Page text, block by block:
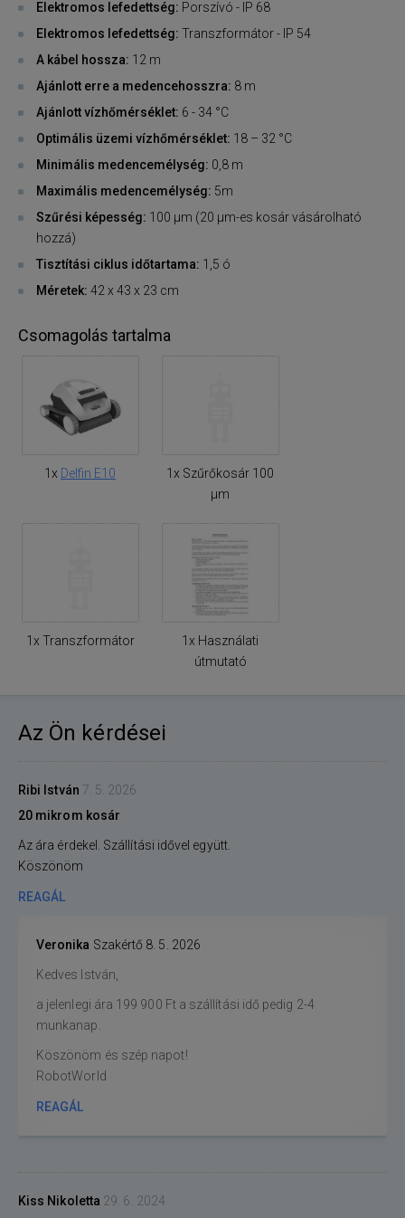
Elektromos lefedettség: Porszívó - IP 68
Elektromos lefedettség: Transzformátor - IP 54
A kábel hossza: 12 m
Ajánlott erre a medencehosszra: 8 m
Ajánlott vízhőmérséklet: 6 - 34 °C
Optimális üzemi vízhőmérséklet: 18 – 32 °C
Minimális medencemélység: 0,8 m
Maximális medencemélység: 5m
Szűrési képesség: 100 µm (20 μm-es kosár vásárolható
hozzá)
Tisztítási ciklus időtartama: 1,5 ó
Méretek: 42 x 43 x 23 cm
Csomagolás tartalma
1x Delfin E10
1x Szűrőkosár 100
µm
1x Transzformátor
1x Használati
útmutató
Az Ön kérdései
Ribi István 7. 5. 2026
20 mikrom kosár
Az ára érdekel. Szállítási idővel együtt.
Köszönöm
REAGÁL
Veronika Szakértő 8. 5. 2026
Kedves István,
a jelenlegi ára 199 900 Ft a szállítási idő pedig 2-4
munkanap.
Köszönöm és szép napot!
RobotWorld
REAGÁL
Kiss Nikoletta 29. 6. 2024